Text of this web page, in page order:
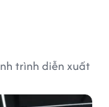
trình diễn xuất